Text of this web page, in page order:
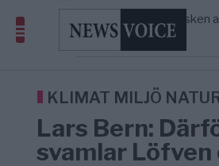
5/8
Elsa Widding: Risken
avgöra all utrikespolitik
KRIG & FRED
Gaza håller en av
Europas ledare fram ett krig med Rys
KLIMAT MILJÖ
Lars Bern:
svamlar Löfven